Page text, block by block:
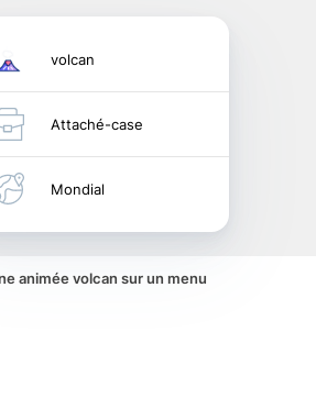
volcan
Attaché-case
Mondial
animée volcan sur un menu